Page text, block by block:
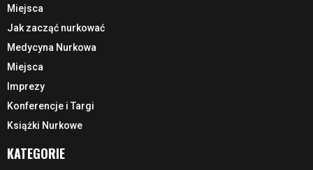
Miejsca
Jak zacząć nurkować
Medycyna Nurkowa
Miejsca
Imprezy
Konferencje i Targi
Książki Nurkowe
KATEGORIE